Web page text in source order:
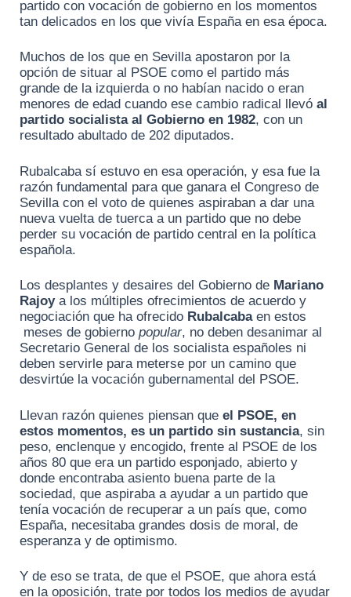
partido con vocación de gobierno en los momentos
tan delicados en los que vivía España en esa época.
Muchos de los que en Sevilla apostaron por la
opción de situar al PSOE como el partido más
grande de la izquierda o no habían nacido o eran
menores de edad cuando ese cambio radical llevó al
partido socialista al Gobierno en 1982, con un
resultado abultado de 202 diputados.
Rubalcaba sí estuvo en esa operación, y esa fue la
razón fundamental para que ganara el Congreso de
Sevilla con el voto de quienes aspiraban a dar una
nueva vuelta de tuerca a un partido que no debe
perder su vocación de partido central en la política
española.
Los desplantes y desaires del Gobierno de Mariano
Rajoya los múltiples ofrecimientos de acuerdo y
negociación que ha ofrecido Rubalcabaen estos
meses de gobierno popular, no deben desanimar al
Secretario General de los socialista españoles ni
deben servirle para meterse por un camino que
desvirtúe la vocación gubernamental del PSOE.
Llevan razón quienes piensan que el PSOE, en
estos momentos, es un partido sin sustancia, sin
peso, enclenque y encogido, frente al PSOE de los
años 80 que era un partido esponjado, abierto y
donde encontraba asiento buena parte de la
sociedad, que aspiraba a ayudar a un partido que
tenía vocación de recuperar a un país que, como
España, necesitaba grandes dosis de moral, de
esperanza y de optimismo.
Y de eso se trata, de que el PSOE, que ahora está
en la oposición, trate por todos los medios de ayudar